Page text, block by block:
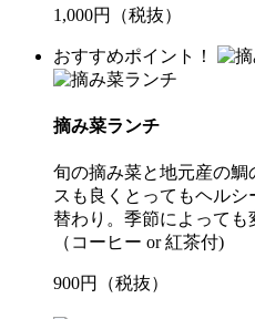
1,000円（税抜）
おすすめポイント！
摘み菜ランチ
旬の摘み菜と地元産の
スも良くとってもヘルシ
替わり。季節によっても
（コーヒー or 紅茶付)
900円（税抜）